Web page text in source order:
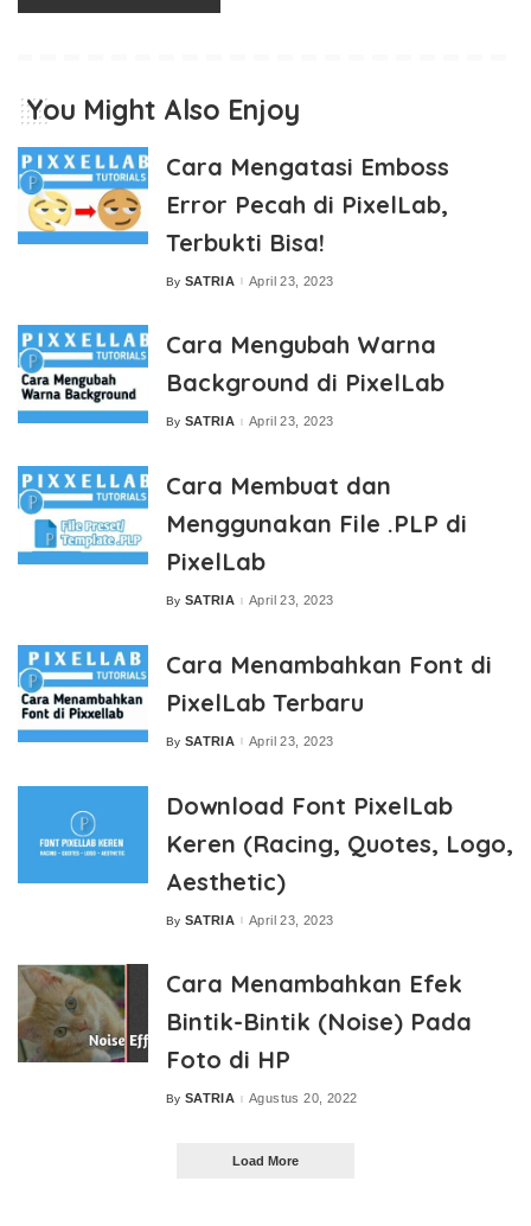
You Might Also Enjoy
Cara Mengatasi Emboss
Error Pecah di PixelLab,
Terbukti Bisa!
Posted
By SATRIA April 23, 2023
Cara Mengubah Warna
Background di PixelLab
Posted
By SATRIA April 23, 2023
Cara Membuat dan
Menggunakan File .PLP di
PixelLab
Posted
By SATRIA April 23, 2023
Cara Menambahkan Font di
PixelLab Terbaru
Posted
By SATRIA April 23, 2023
Download Font PixelLab
Keren (Racing, Quotes, Logo,
Aesthetic)
Posted
By SATRIA April 23, 2023
Cara Menambahkan Efek
Bintik-Bintik (Noise) Pada
Foto di HP
Posted
By SATRIA Agustus 20, 2022
Load More